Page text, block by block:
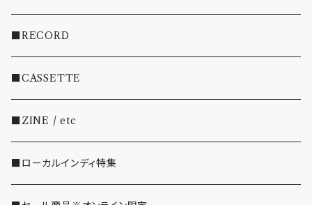
・INDIE
・EMO/PUNK/POST HC
・SHOEGAZE/DREAMPOP/POST ROCK
・OTHER(LOUD/JUNK/RAP/ etc...)
■RECORD
■CASSETTE
■ZINE / etc
■ローカルインディ特集